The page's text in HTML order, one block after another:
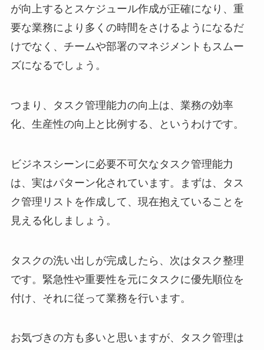
が向上するとスケジュール作成が正確になり、重
要な業務により多くの時間をさけるようになるだ
けでなく、チームや部署のマネジメントもスムー
ズになるでしょう。
つまり、タスク管理能力の向上は、業務の効率
化、生産性の向上と比例する、というわけです。
ビジネスシーンに必要不可欠なタスク管理能力
は、実はパターン化されています。まずは、タス
ク管理リストを作成して、現在抱えていることを
見える化しましょう。
タスクの洗い出しが完成したら、次はタスク整理
です。緊急性や重要性を元にタスクに優先順位を
付け、それに従って業務を行います。
お気づきの方も多いと思いますが、タスク管理は